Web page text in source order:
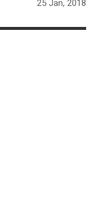
25 Jan, 2018